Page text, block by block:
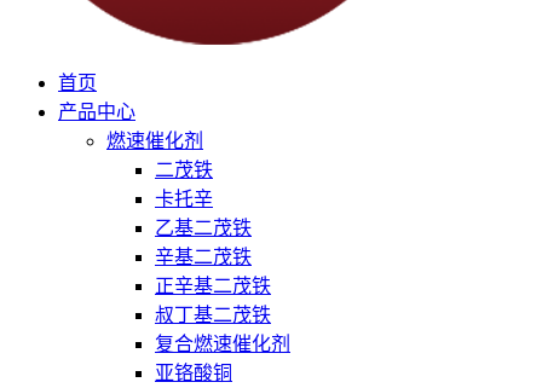
首页
产品中心
燃速催化剂
二茂铁
卡托辛
乙基二茂铁
辛基二茂铁
正辛基二茂铁
叔丁基二茂铁
复合燃速催化剂
亚铬酸铜